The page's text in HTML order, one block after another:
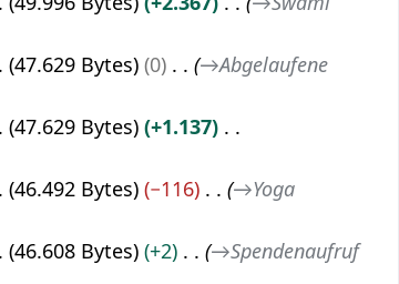
47.629 Bytes 0 →Abgelaufene
47.629 Bytes
+1.137
46.492 Bytes −116 →Yoga
46.608 Bytes +2 →Spendenaufruf